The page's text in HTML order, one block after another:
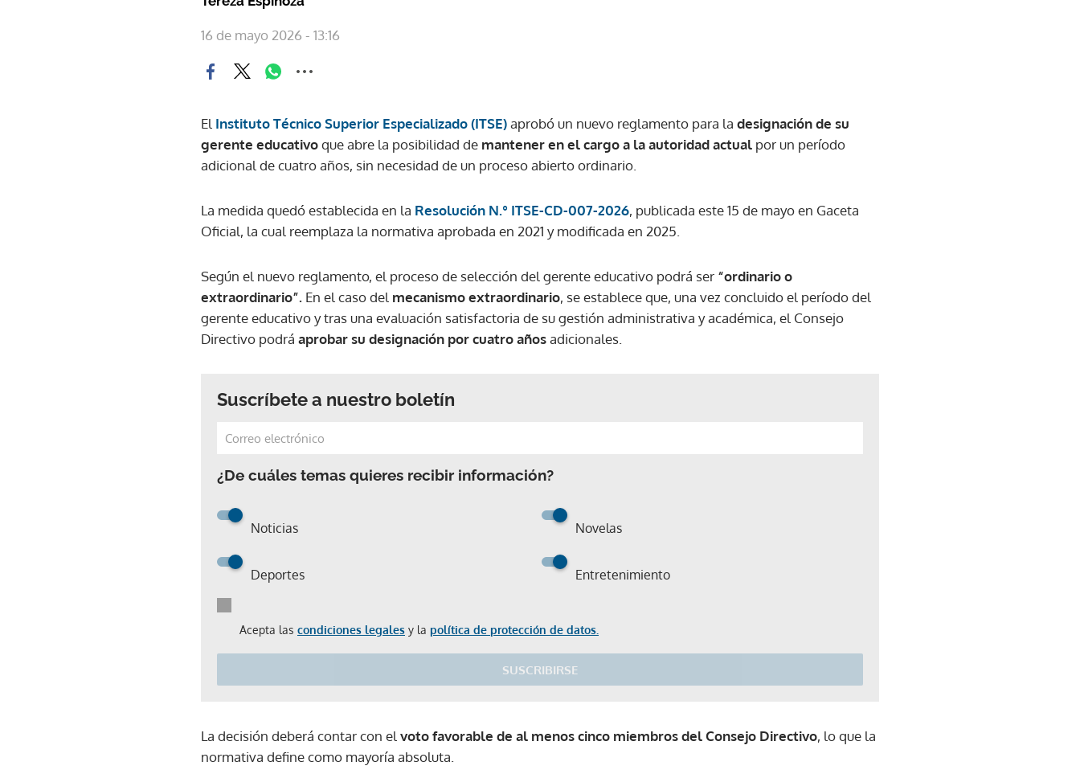
16 de mayo 2026 - 13:16
El Instituto Técnico Superior Especializado (ITSE)aprobó un nuevo reglamento para la designación de su
gerente educativoque abre la posibilidad de mantener en el cargo a la autoridad actual por un período
adicional de cuatro años, sin necesidad de un proceso abierto ordinario.
La medida quedó establecida en la Resolución N.° ITSE-CD-007-2026, publicada este 15 de mayo en Gaceta
Oficial, la cual reemplaza la normativa aprobada en 2021 y modificada en 2025.
Según el nuevo reglamento, el proceso de selección del gerente educativo podrá ser “ordinario o
extraordinario”. En el caso del mecanismo extraordinario, se establece que, una vez concluido el período del
gerente educativo y tras una evaluación satisfactoria de su gestión administrativa y académica, el Consejo
Directivo podrá aprobar su designación por cuatro añosadicionales.
Suscríbete a nuestro boletín
¿De cuáles temas quieres recibir información?
Noticias Novelas
Deportes Entretenimiento
Acepta las condiciones legales y la política de protección de datos.
SUSCRIBIRSE
La decisión deberá contar con el voto favorable de al menos cinco miembros del Consejo Directivo, lo que la
normativa define como mayoría absoluta.